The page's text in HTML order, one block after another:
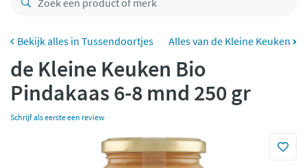
CO2 neutraal bezorgd
Betaal met Klarna
Tussendoortjes Alles van de Kleine Keuken
de Kleine Keuken Bio
Pindakaas 6-8 mnd 250 gr
Schrijf als eerste een review